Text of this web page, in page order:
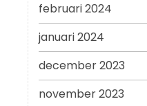
februari 2024
januari 2024
december 2023
november 2023